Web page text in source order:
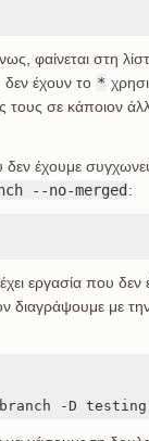
φαίνεται στη
έχουν το *
τους σε κάποιον
έχουμε
--no-merged :
εργασία που δεν
διαγράψουμε με
-D